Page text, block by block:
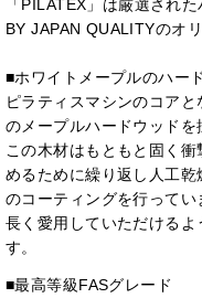
「PILATEX」は厳選され
BY JAPAN QUALITYのオ
■ホワイトメープルのハー
ピラティスマシンのコア
のメープルハードウッドを
この木材はもともと固く
めるために繰り返し人工
のコーティングを行ってい
長く愛用していただける
す。
■最高等級FASグレード